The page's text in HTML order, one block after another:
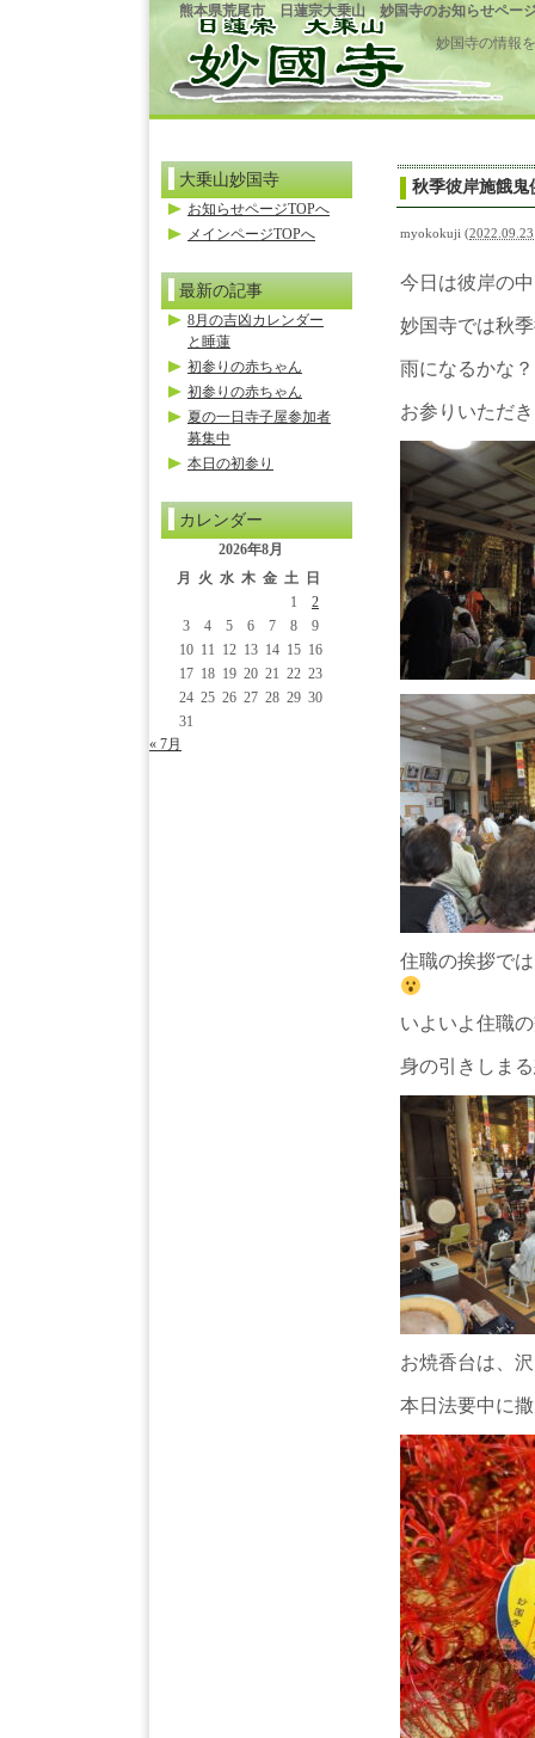
熊本県荒尾市 日蓮宗大乗山 妙国寺のお知らせペー
妙国寺の情報
秋季彼岸施餓鬼
myokokuji (
今日は彼岸の
妙国寺では秋
雨になるかな
お参りいただ
住職の挨拶で
いよいよ住職
身の引きしま
お焼香台は、
本日法要中に
大乗山妙国寺
お知らせページTOPへ
メインページTOPへ
最新の記事
8月の吉凶カレンダー
と睡蓮
初参りの赤ちゃん
初参りの赤ちゃん
夏の一日寺子屋参加者
募集中
本日の初参り
カレンダー
2026年8月
月
火 水 木 金 土
日
1
2
3
4 5 6 7 8
9
10 11 12 13 14 15 16
17 18 19 20 21 22 23
24 25 26 27 28 29 30
31
« 7月